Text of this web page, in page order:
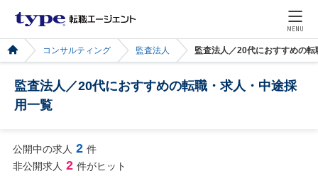
MENU
コンサルティング 監査法人 監査法人／20代におすすめの
監査法人／20代におすすめの転職・求人・中途採
用一覧
公開中の求人 2 件
非公開求人 2 件がヒット